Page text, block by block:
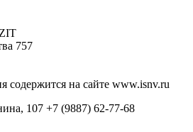
757
содержится на сайте www.isnv.ru
107 +7 (9887) 62-77-68